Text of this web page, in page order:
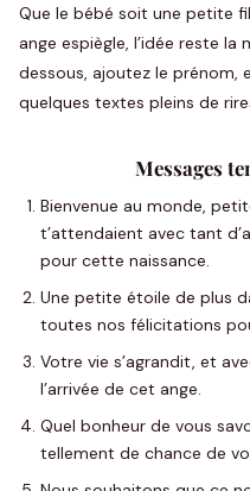
Que le bébé soit une petite
ange espiègle, l’idée reste
dessous, ajoutez le prénom,
quelques textes pleins de
Messages
Bienvenue au monde,
t’attendaient avec tant
pour cette naissance.
Une petite étoile de plus
toutes nos félicitations
Votre vie s’agrandit, et
l’arrivée de cet ange.
Quel bonheur de vous
tellement de chance de